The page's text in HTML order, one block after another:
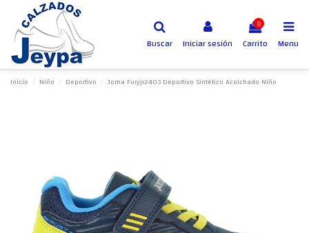
Buscar Iniciar sesión
0
Carrito Menu
Inicio Niño Deportivo Joma Furyjr2403 Deportivo Sintético Acolchado Niño